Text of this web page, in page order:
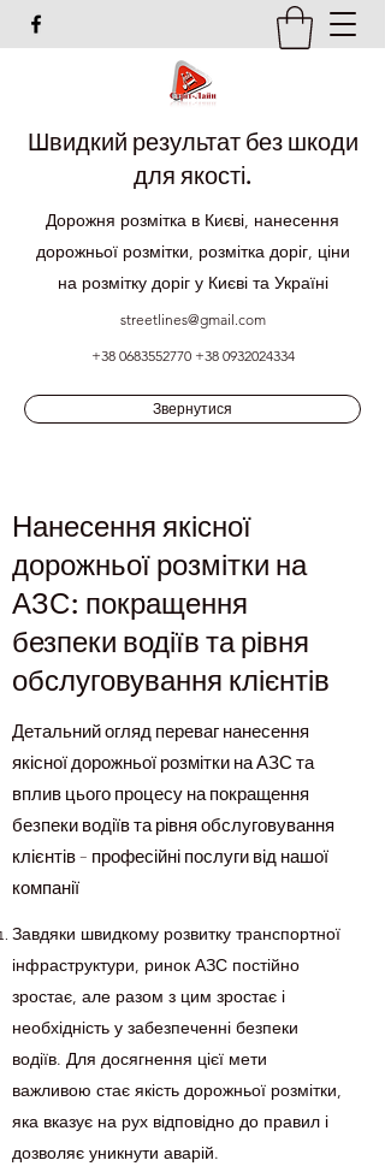
Швидкий результат без шкоди
для якості.
Дорожня розмітка в Києві, нанесення
дорожньої розмітки, розмітка доріг, ціни
на розмітку доріг у Києві та Україні
streetlines@gmail.com
+38 0683552770 +38 0932024334
Звернутися
Нанесення якісної
дорожньої розмітки на
АЗС: покращення
безпеки водіїв та рівня
обслуговування клієнтів
Детальний огляд переваг нанесення
якісної дорожньої розмітки на АЗС та
вплив цього процесу на покращення
безпеки водіїв та рівня обслуговування
клієнтів – професійні послуги від нашої
компанії
Завдяки швидкому розвитку транспортної
інфраструктури, ринок АЗС постійно
зростає, але разом з цим зростає і
необхідність у забезпеченні безпеки
водіїв. Для досягнення цієї мети
важливою стає якість дорожньої розмітки,
яка вказує на рух відповідно до правил і
дозволяє уникнути аварій.